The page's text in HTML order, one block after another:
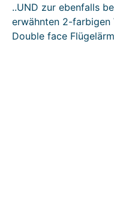
..UND zur ebenfalls
erwähnten 2-farbigen
Double face